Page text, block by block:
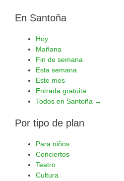
En Santoña
Hoy
Mañana
Fin de semana
Esta semana
Este mes
Entrada gratuita
Todos en Santoña →
Por tipo de plan
Para niños
Conciertos
Teatro
Cultura